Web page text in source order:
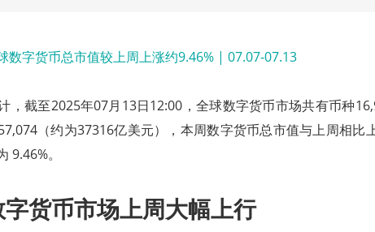
，截至2025年07月13日12:00，全球数字货币市场共有币种
（约为37316亿美元），本周数字货币总市值与上周相比
9.46%。
货币市场上周大幅上行